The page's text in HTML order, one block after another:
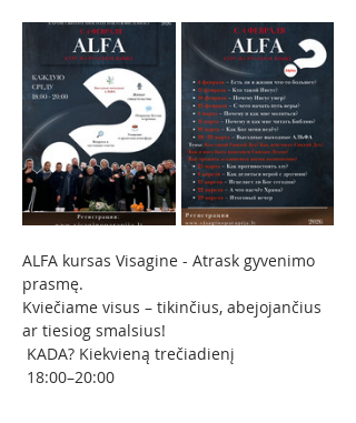
ALFA kursas Visagine - Atrask gyvenimo
prasmę.
Kviečiame visus – tikinčius, abejojančius
ar tiesiog smalsius!
KADA? Kiekvieną trečiadienį
18:00–20:00